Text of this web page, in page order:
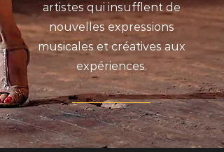
artistes qui insufflent de
nouvelles expressions
musicales et créatives aux
expériences.